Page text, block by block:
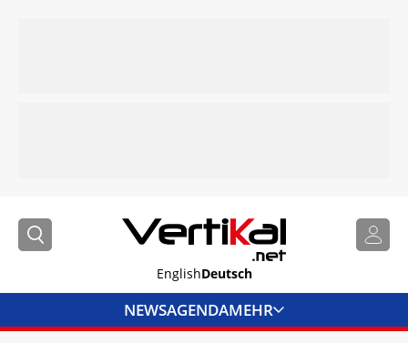
EnglishDeutsch
NEWSAGENDAMEHR